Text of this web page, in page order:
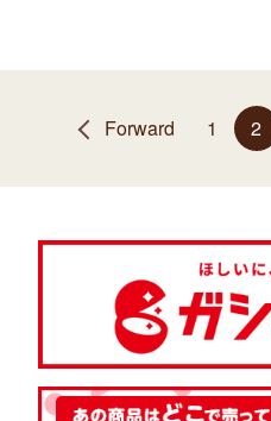
Forward 1 2